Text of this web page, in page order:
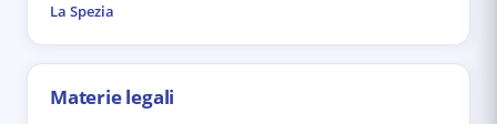
La Spezia
Materie legali